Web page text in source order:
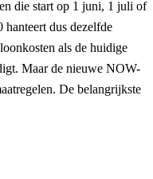
die start op 1 juni, 1 juli of
dus dezelfde
als de huidige
Maar de nieuwe NOW-
De belangrijkste